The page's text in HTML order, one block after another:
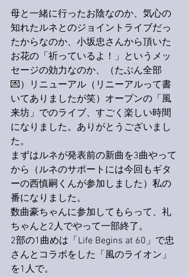
母と一緒に行ったお陰なのか、気心の
知れたルネとのジョイントライブだっ
たからなのか、小坂忠さんから頂いた
お花の「祈っているよ！」というメッ
セージの効力なのか、（たぶん全部
💌）リニューアル（リニーアルって書
いてありましたが笑）オープンの「風
来坊」でのライブ、すごく楽しい時間
になりました。ありがとうございまし
た。
まずはルネが発表前の新曲を3曲やって
から（ルネのサポートには今回もギタ
ーの西慎嗣くんが参加しました）私の
番になりました。
数曲豪ちゃんに参加してもらって、礼
ちゃんと2人でやって一部終了。
2部の1曲めは「Life Begins at 60」で忠
さんとコラボをした「風のライオン」
を1人で。